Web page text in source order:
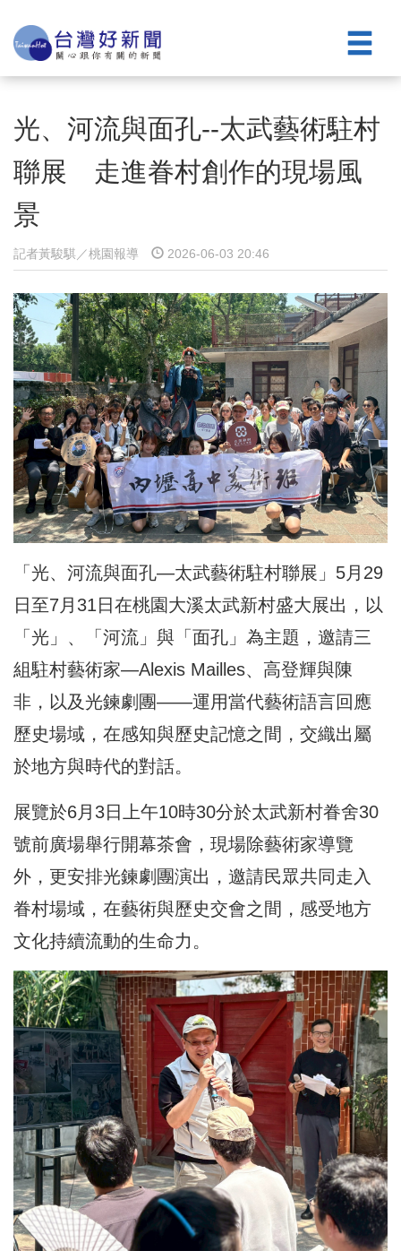
光、河流與面孔--太武藝術駐村
聯展 走進眷村創作的現場風
景
記者黃駿騏／桃園報導 2026-06-03 20:46
「光、河流與面孔—太武藝術駐村聯展」5月29
日至7月31日在桃園大溪太武新村盛大展出，以
「光」、「河流」與「面孔」為主題，邀請三
組駐村藝術家—Alexis Mailles、高登輝與陳
非，以及光鍊劇團——運用當代藝術語言回應
歷史場域，在感知與歷史記憶之間，交織出屬
於地方與時代的對話。
展覽於6月3日上午10時30分於太武新村眷舍30
號前廣場舉行開幕茶會，現場除藝術家導覽
外，更安排光鍊劇團演出，邀請民眾共同走入
眷村場域，在藝術與歷史交會之間，感受地方
文化持續流動的生命力。